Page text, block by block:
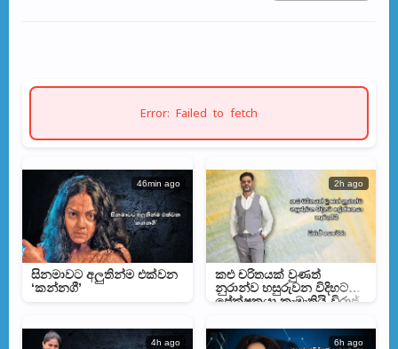
Error: Failed to fetch
46min ago
සිනමාවට අලුතින්ම එක්වන
‘කන්නගී’
2h ago
කළු චරිතයක් වුණත්
නුරාන්ව හසුරුවන විදිහට
ප්‍රේක්ෂකයා කැමැතියි-විරාජ්
4h ago 6h ago